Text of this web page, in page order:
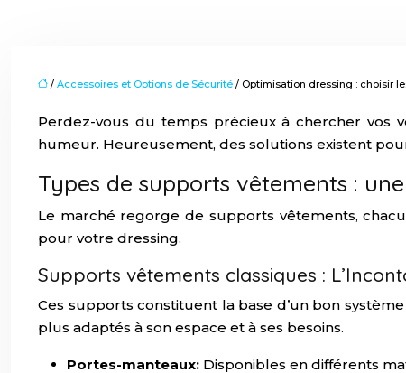
/ Accessoires et Options de Sécurité / Optimisation dressing : choisir
Perdez-vous du temps précieux à chercher vos
humeur. Heureusement, des solutions existent
Types de supports vêtements :
Le marché regorge de supports vêtements,
pour votre dressing.
Supports vêtements classiques :
Ces supports constituent la base d’un bon
plus adaptés à son espace et à ses besoins.
Portes-manteaux: Disponibles en différents